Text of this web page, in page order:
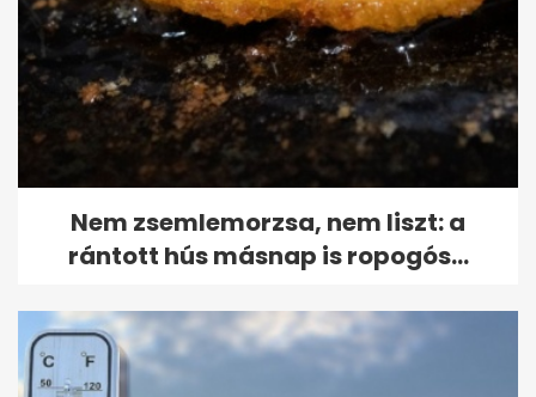
Nem zsemlemorzsa, nem liszt: a
rántott hús másnap is ropogós...